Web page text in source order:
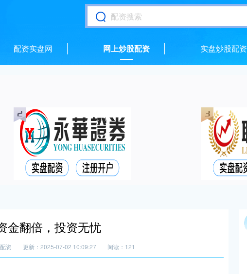
配资实盘网 网上炒股配资 实盘炒股配资
金翻倍，投资无忧
资 更新：2025-07-02 10:09:27 阅读：121